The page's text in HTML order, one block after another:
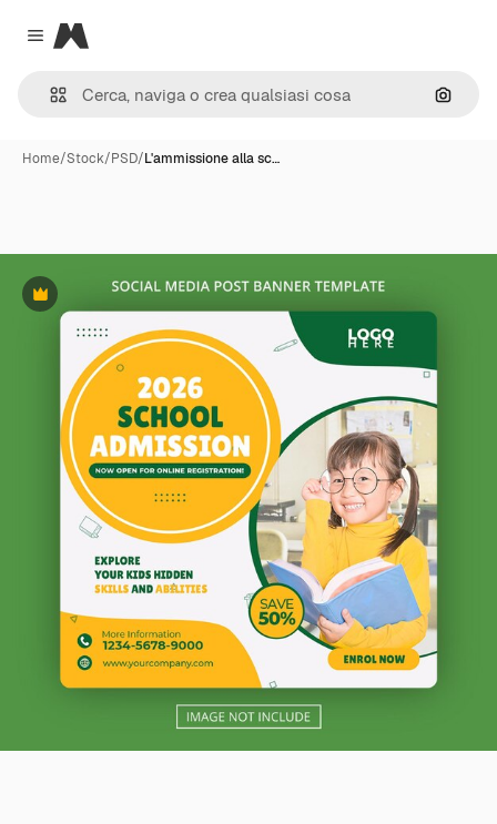
Close menu
Magnific
Cerca
Home/Stock/PSD/L'ammissione alla sc…
Premium